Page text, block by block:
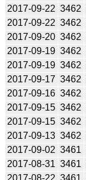
2017-09-22 3462
2017-09-22 3462
2017-09-20 3462
2017-09-19 3462
2017-09-19 3462
2017-09-17 3462
2017-09-16 3462
2017-09-15 3462
2017-09-15 3462
2017-09-13 3462
2017-09-02 3461
2017-08-31 3461
2017-08-22 3461